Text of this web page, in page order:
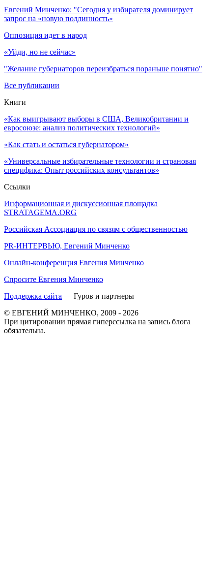
Евгений Минченко: "Сегодня у избирателя доминирует
запрос на «новую подлинность»
Оппозиция идет в народ
«Уйди, но не сейчас»
"Желание губернаторов переизбраться пораньше понятно"
Все публикации
Книги
«Как выигрывают выборы в США, Великобритании и
евросоюзе: анализ политических технологий»
«Как стать и остаться губернатором»
«Универсальные избирательные технологии и страновая
специфика: Опыт российских консультантов»
Ссылки
Информационная и дискуссионная площадка
STRATAGEMA.ORG
Российская Ассоциация по связям с общественностью
PR-ИНТЕРВЬЮ, Евгений Минченко
Онлайн-конференция Евгения Минченко
Спросите Евгения Минченко
Поддержка сайта — Гуров и партнеры
© ЕВГЕНИЙ МИНЧЕНКО, 2009 - 2026
При цитировании прямая гиперссылка на запись блога
обязательна.